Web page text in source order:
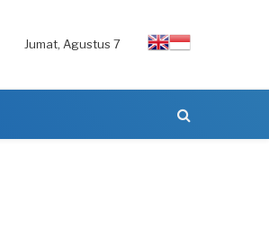
Jumat, Agustus 7